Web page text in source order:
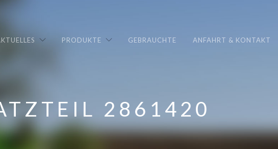
PRODUKTE GEBRAUCHTE ANFAHRT & KONTAKT
2861420